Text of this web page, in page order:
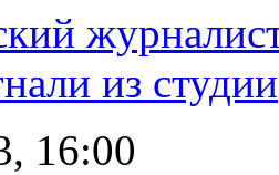
из студии
16:00